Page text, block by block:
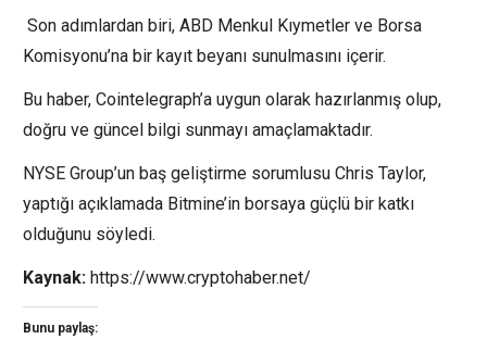
Son adımlardan biri, ABD Menkul Kıymetler ve Borsa
Komisyonu’na bir kayıt beyanı sunulmasını içerir.
Bu haber, Cointelegraph’a uygun olarak hazırlanmış olup,
doğru ve güncel bilgi sunmayı amaçlamaktadır.
NYSE Group’un baş geliştirme sorumlusu Chris Taylor,
yaptığı açıklamada Bitmine’in borsaya güçlü bir katkı
olduğunu söyledi.
Kaynak: https://www.cryptohaber.net/
Bunu paylaş: